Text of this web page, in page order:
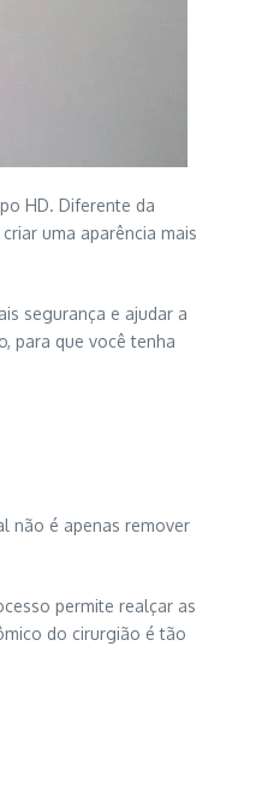
HD. Diferente da
uma aparência mais
segurança e ajudar a
para que você tenha
não é apenas remover
permite realçar as
do cirurgião é tão